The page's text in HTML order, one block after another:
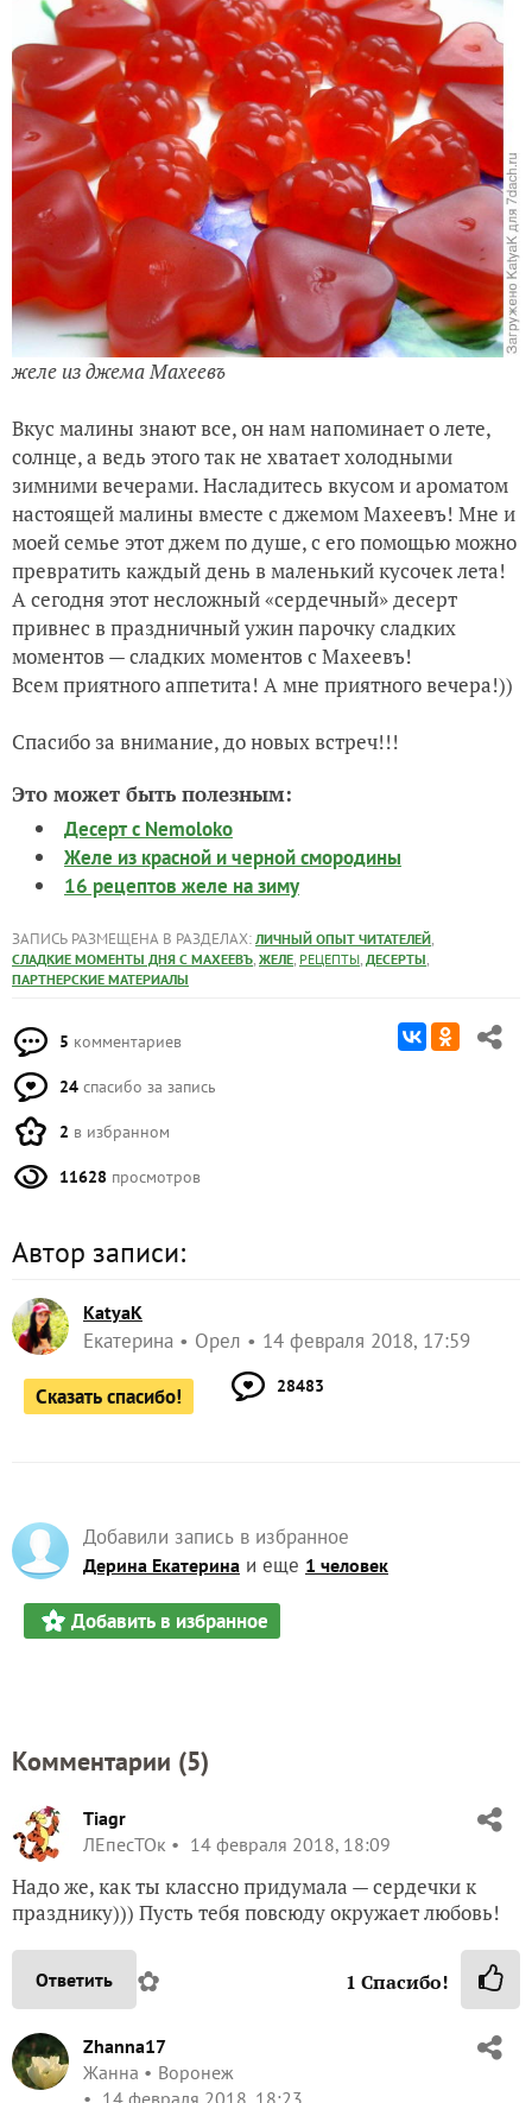
желе из джема Махеевъ
Вкус малины знают все, он нам напоминает о лете,
солнце, а ведь этого так не хватает холодными
зимними вечерами. Насладитесь вкусом и ароматом
настоящей малины вместе с джемом Махеевъ! Мне и
моей семье этот джем по душе, с его помощью можно
превратить каждый день в маленький кусочек лета!
А сегодня этот несложный «сердечный» десерт
привнес в праздничный ужин парочку сладких
моментов — сладких моментов с Махеевъ!
Всем приятного аппетита! А мне приятного вечера!))
Спасибо за внимание, до новых встреч!!!
Это может быть полезным:
Десерт с Nemoloko
Желе из красной и черной смородины
16 рецептов желе на зиму
ЗАПИСЬ РАЗМЕЩЕНА В РАЗДЕЛАХ: ЛИЧНЫЙ ОПЫТ ЧИТАТЕЛЕЙ,
СЛАДКИЕ МОМЕНТЫ ДНЯ С МАХЕЕВЪ, ЖЕЛЕ, РЕЦЕПТЫ, ДЕСЕРТЫ,
ПАРТНЕРСКИЕ МАТЕРИАЛЫ
5 комментариев
24 спасибо за запись
2 в избранном
11628 просмотров
Автор записи:
KatyaK
Екатерина Орел 14 февраля 2018, 17:59
Сказать спасибо! 28483
Добавили запись в избранное
Дерина Екатерина и еще 1 человек
Добавить в избранное
Комментарии (5)
Tiagr
ЛЕпесТОк
14 февраля 2018, 18:09
Надо же, как ты классно придумала — сердечки к
празднику))) Пусть тебя повсюду окружает любовь!
Ответить ✿ 1 Спасибо!
Zhanna17
Жанна
Воронеж
14 февраля 2018, 18:23